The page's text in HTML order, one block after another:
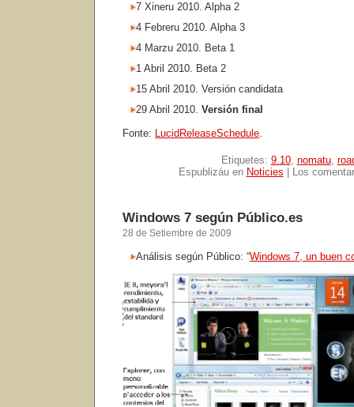
7 Xineru 2010. Alpha 2
4 Febreru 2010. Alpha 3
4 Marzu 2010. Beta 1
1 Abril 2010. Beta 2
15 Abril 2010. Versión candidata
29 Abril 2010. Versión final
Fonte: LucidReleaseSchedule.
Etiquetes: 9.10, nomatu,
Espublizáu en Noticies Los
Windows 7 según Público.es
28 de Setiembre de 2009
Análisis según Público: “Windows 7, un buen